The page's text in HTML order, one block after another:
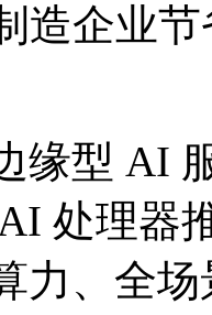
制造企业
缘型 AI
处理器
力、